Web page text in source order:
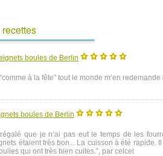
boules de Berlin
à la fête" tout le monde m’en
boules de Berlin
régalé que je n’ai pas eut le temps de les
étaient très bon... La cuisson à été rapide.
qui ont très bien cuites.”, par celcel